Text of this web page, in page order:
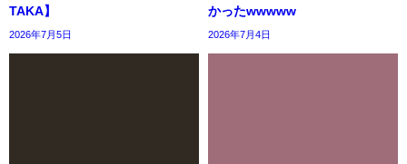
TAKA】
2026年7月5日
かったwwwww
2026年7月4日